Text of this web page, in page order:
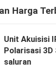
Harga
Unit Akuisisi
Polarisasi
saluran